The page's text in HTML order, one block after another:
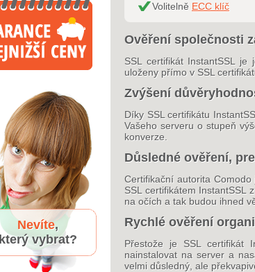
Nevíte,
který vybrat?
Volitelně ECC klíč
Ověření společnosti
SSL certifikát InstantSSL
uloženy přímo v SSL
Zvýšení
Díky SSL certifikátu
Vašeho serveru o stupeň
konverze.
Důsledné ověření,
Certifikační autorita
SSL certifikátem InstantSSL
na očích a tak budou ihned
Rychlé ověření
Přestože je SSL certifikát
nainstalovat na server a
velmi důsledný, ale